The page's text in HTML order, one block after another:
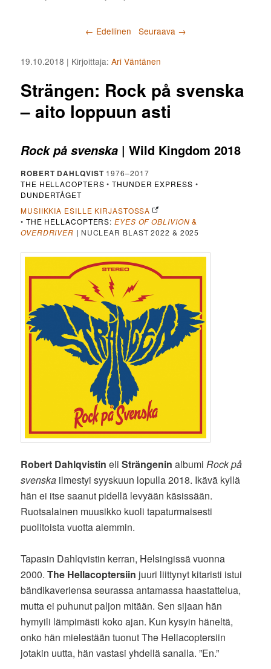
Artikkelien selaus
← Edellinen Seuraava →
Strängen: Rock på svenska
– aito loppuun asti
19.10.2018 | Kirjoittaja:Ari Väntänen
Rock på svenska | Wild Kingdom 2018
ROBERT DAHLQVIST1976–2017
THE HELLACOPTERS •THUNDER EXPRESS •
DUNDERTÅGET
MUSIIKKIA ESILLE KIRJASTOSSA
• THE HELLACOPTERS:EYES OF OBLIVION &
OVERDRIVER | NUCLEAR BLAST 2022 & 2025
Robert Dahlqvistin eliSträngenin albumiRock på
svenska ilmestyi syyskuun lopulla 2018. Ikävä kyllä
hän ei itse saanut pidellä levyään käsissään.
Ruotsalainen muusikko kuoli tapaturmaisesti
puolitoista vuotta aiemmin.
Tapasin Dahlqvistin kerran, Helsingissä vuonna
2000.The Hellacoptersiin juuri liittynyt kitaristi istui
bändikaveriensa seurassa antamassa haastattelua,
mutta ei puhunut paljon mitään. Sen sijaan hän
hymyili lämpimästi koko ajan. Kun kysyin häneltä,
onko hän mielestään tuonut The Hellacoptersiin
jotakin uutta, hän vastasi yhdellä sanalla. ”En.”